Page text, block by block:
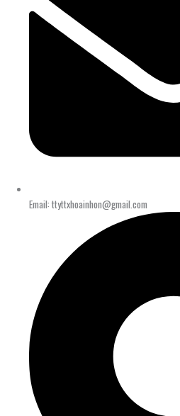
Email: ttyttxhoainhon@gmail.com